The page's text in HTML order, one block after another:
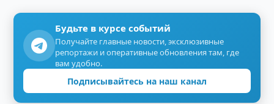
Будьте в курсе событий
Получайте главные новости, эксклюзивные
репортажи и оперативные обновления там, где
вам удобно.
Подписывайтесь на наш канал